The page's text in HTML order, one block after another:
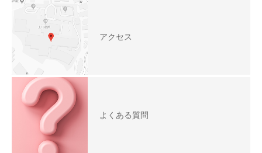
アクセス
よくある質問